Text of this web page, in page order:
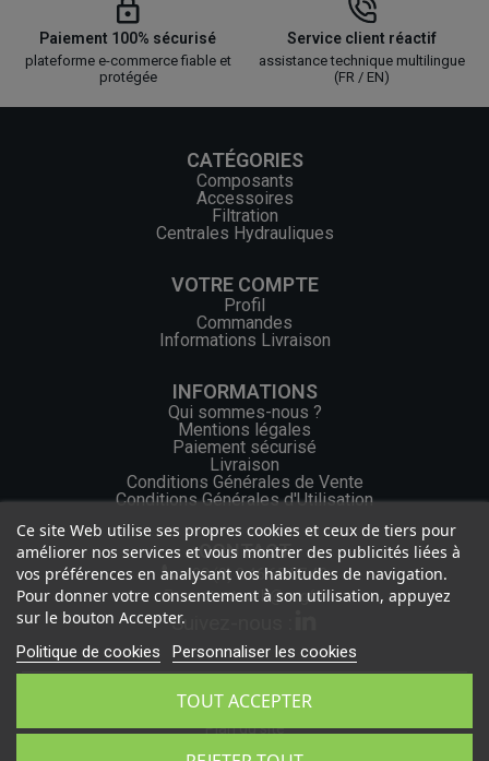
Paiement 100% sécurisé
plateforme e-commerce fiable et
protégée
Service client réactif
assistance technique multilingue
(FR / EN)
CATÉGORIES
Composants
Accessoires
Filtration
Centrales Hydrauliques
VOTRE COMPTE
Profil
Commandes
Informations Livraison
INFORMATIONS
Qui sommes-nous ?
Mentions légales
Paiement sécurisé
Livraison
Conditions Générales de Vente
Conditions Générales d'Utilisation
CONTACT
+33 (0) 2 46 65 57 43
contact.web@ocgf.fr
Suivez-nous :
Politique de confidentialité
Plan du site
2026 - OCGF Tous droits réservés
Ce site Web utilise ses propres cookies et ceux de tiers pour
améliorer nos services et vous montrer des publicités liées à
vos préférences en analysant vos habitudes de navigation.
Pour donner votre consentement à son utilisation, appuyez
sur le bouton Accepter.
Politique de cookies Personnaliser les cookies
TOUT ACCEPTER